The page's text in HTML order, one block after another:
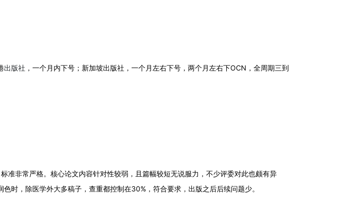
出版社 ，一个月内下号；新加坡出版社，一个月左右下号，两个月左右下OCN ，全周期三到
准非常严格。核心论文内容针对性较弱，且篇幅较短无说服力，不少评委对此也颇有异
时，除医学外大多稿子，查重都控制在30% ，符合要求，出版之后后续问题少。